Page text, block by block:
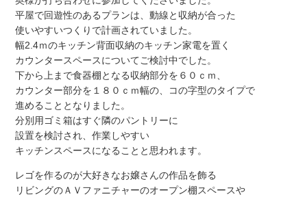
平屋で回遊性のあるプランは、動線と収納が合った
使いやすいつくりで計画されていました。
幅2.4ｍのキッチン背面収納のキッチン家電を置く
カウンタースペースについてご検討中でした。
下から上まで食器棚となる収納部分を６０ｃｍ、
カウンター部分を１８０ｃｍ幅の、コの字型のタイプで
進めることとなりました。
分別用ゴミ箱はすぐ隣のパントリーに
設置を検討され、作業しやすい
キッチンスペースになることと思われます。
レゴを作るのが大好きなお嬢さんの作品を飾る
リビングのＡＶファニチャーのオープン棚スペースや